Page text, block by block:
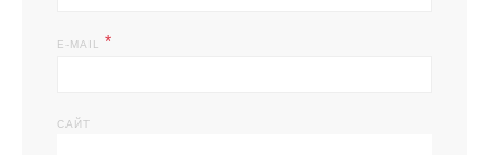
E-MAIL *
САЙТ